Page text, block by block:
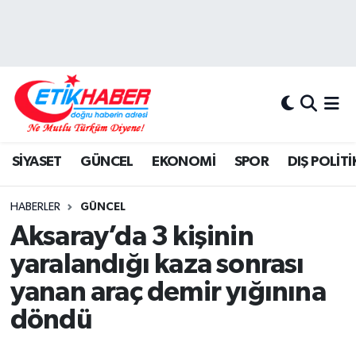
SİYASET GÜNCEL EKONOMİ SPOR DIŞ
HABERLER GÜNCEL
Aksaray’da 3 kişinin
yaralandığı kaza sonrası
yanan araç demir yığınına
döndü
DIŞ POLİTİKA
KÖŞE YAZILARI
KÜLTÜR-SANAT-MAGAZİN
Hava Durumu
Süper Lig Puan Durumu ve Fikstür
Tüm Manşetler
Son Dakika Haberleri